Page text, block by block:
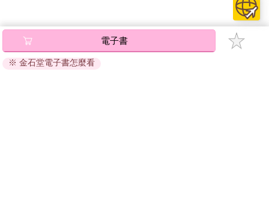
電子書
※ 金石堂電子書怎麼看